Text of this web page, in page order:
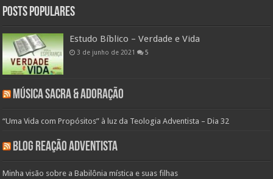
Posts populares
Estudo Bíblico – Verdade e Vida
3 de junho de 2021 5
Música Sacra & Adoração
“Uma Vida com Propósitos” à luz da Teologia Adventista – Dia 32
Blog Reação Adventista
Minha visão sobre a Babilônia mística e suas filhas